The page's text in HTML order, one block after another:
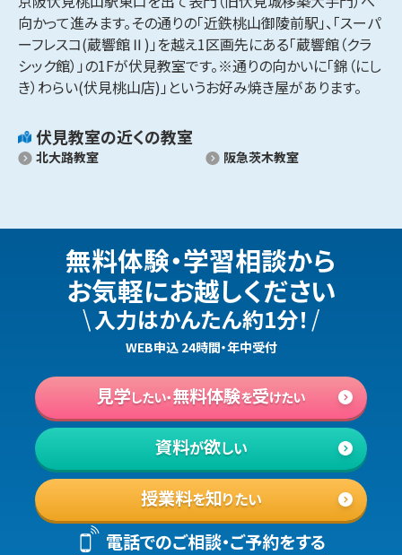
向かって進みます。その通りの「近鉄桃山御陵前駅」、「スーパ
ーフレスコ(蔵響館Ⅱ)」を越え1区画先にある「蔵響館（クラ
シック館）」の1Fが伏見教室です。※通りの向かいに「錦（にし
き）わらい(伏見桃山店)」というお好み焼き屋があります。
伏見​教室の近くの教室
北大路​教室 阪急茨木教室
無料体験・学習相談から
お気軽にお越しください
\入力はかんたん約1分！ /
WEB申込 24時間・年中受付
見学したい・無料体験を受けたい
資料が欲しい
授業料を知りたい
電話でのご相談・ご予約をする